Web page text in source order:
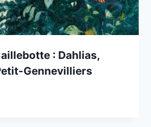
: Dahlias,
Gennevilliers